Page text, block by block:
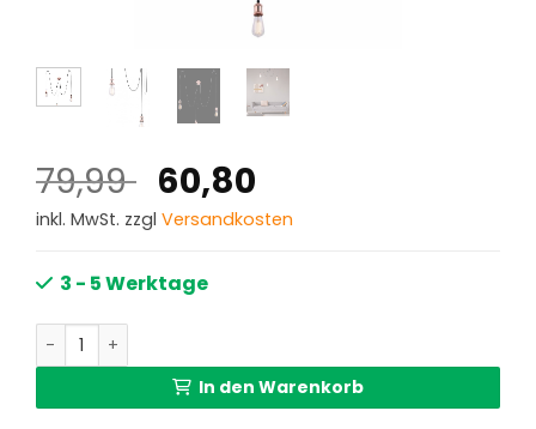
79,99 Ursprünglicher
Preis
79,99 €
60,80
Preis
inkl. MwSt. zzgl Versandkosten
3 - 5 Werktage
Flexible Kupfer Hängelampe 3-flammig L Globo Oliver
In den Warenkorb